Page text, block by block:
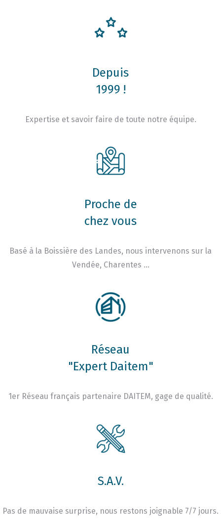
Depuis
1999 !
Expertise et savoir faire de toute notre équipe.
Proche de
chez vous
Basé à la Boissière des Landes, nous intervenons sur la
Vendée, Charentes …
Réseau
"Expert Daitem"
1er Réseau français partenaire DAITEM, gage de qualité.
S.A.V.
Pas de mauvaise surprise, nous restons joignable 7/7 jours.